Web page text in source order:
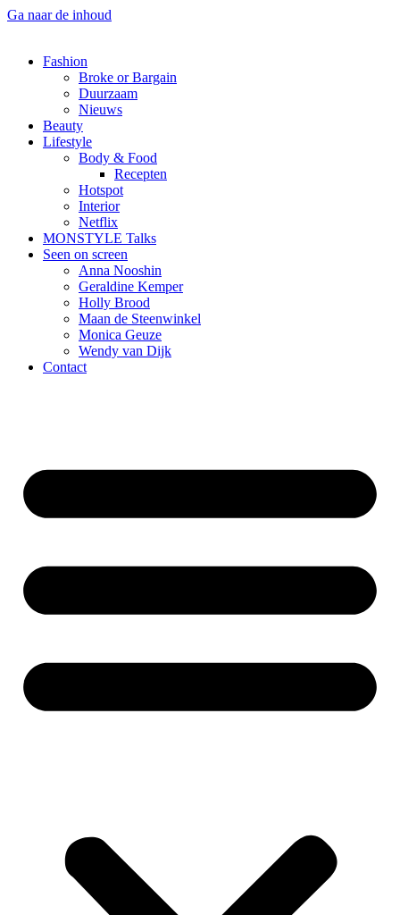
Ga naar de inhoud
Fashion
Broke or Bargain
Duurzaam
Nieuws
Beauty
Lifestyle
Body & Food
Recepten
Hotspot
Interior
Netflix
MONSTYLE Talks
Seen on screen
Anna Nooshin
Geraldine Kemper
Holly Brood
Maan de Steenwinkel
Monica Geuze
Wendy van Dijk
Contact